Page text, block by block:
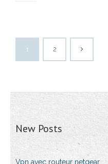
1 2
New Posts
Vpn avec routeur netgear